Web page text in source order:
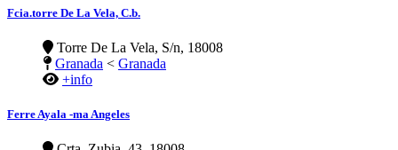
Fcia.torre De La Vela, C.b.
Torre De La Vela, S/n, 18008
Granada < Granada
+info
Ferre Ayala -ma Angeles